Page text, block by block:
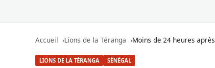
Accueil Lions de la Téranga Moins de 24 heures
LIONS DE LA TÉRANGA SÉNÉGAL